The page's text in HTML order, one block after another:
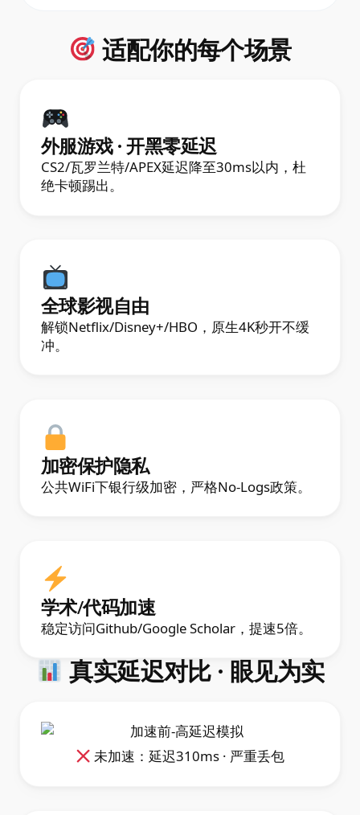
适配你的每个场景
外服游戏 · 开黑零延迟
CS2/瓦罗兰特/APEX延迟降至30ms以内，杜
绝卡顿踢出。
全球影视自由
解锁Netflix/Disney+/HBO，原生4K秒开不缓
冲。
加密保护隐私
公共WiFi下银行级加密，严格No-Logs政策。
学术/代码加速
稳定访问Github/Google Scholar，提速5倍。
真实延迟对比 · 眼见为实
未加速：延迟310ms · 严重丢包